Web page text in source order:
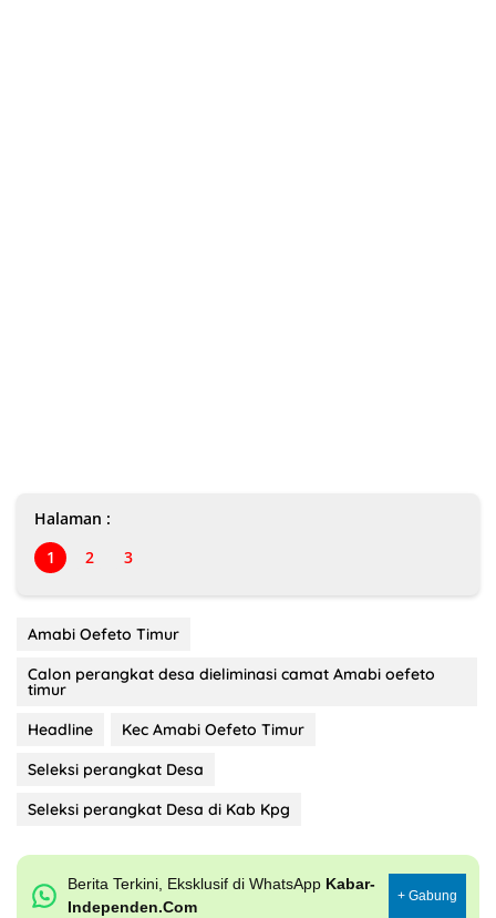
Halaman :
1
2 3
Amabi Oefeto Timur
Calon perangkat desa dieliminasi camat Amabi oefeto
timur
Headline
Kec Amabi Oefeto Timur
Seleksi perangkat Desa
Seleksi perangkat Desa di Kab Kpg
Berita Terkini, Eksklusif di WhatsApp Kabar-
Independen.Com
+ Gabung